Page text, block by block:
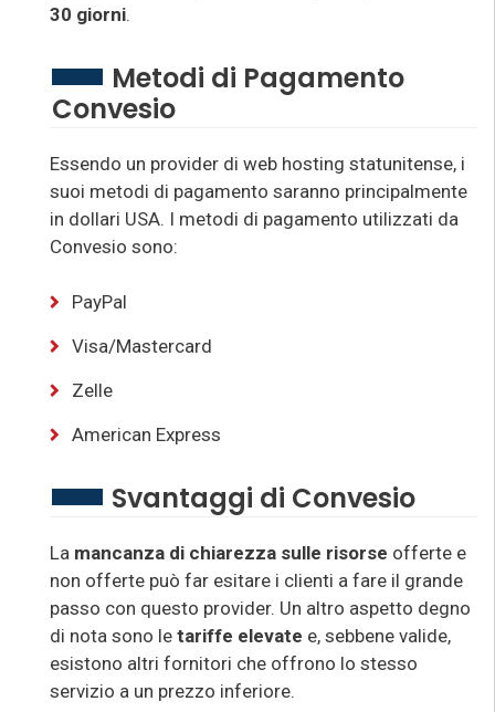
30 giorni.
Metodi di Pagamento
Convesio
Essendo un provider di web hosting statunitense, i
suoi metodi di pagamento saranno principalmente
in dollari USA. I metodi di pagamento utilizzati da
Convesio sono:
PayPal
Visa/Mastercard
Zelle
American Express
Svantaggi di Convesio
La mancanza di chiarezza sulle risorse offerte e
non offerte può far esitare i clienti a fare il grande
passo con questo provider. Un altro aspetto degno
di nota sono le tariffe elevate e, sebbene valide,
esistono altri fornitori che offrono lo stesso
servizio a un prezzo inferiore.